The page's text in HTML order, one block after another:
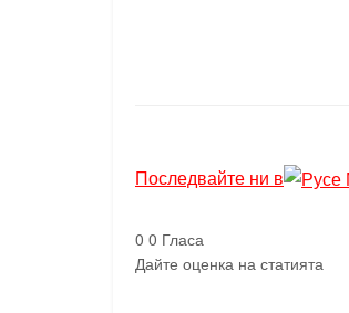
Последвайте ни в
0 0 Гласа
Дайте оценка на статията